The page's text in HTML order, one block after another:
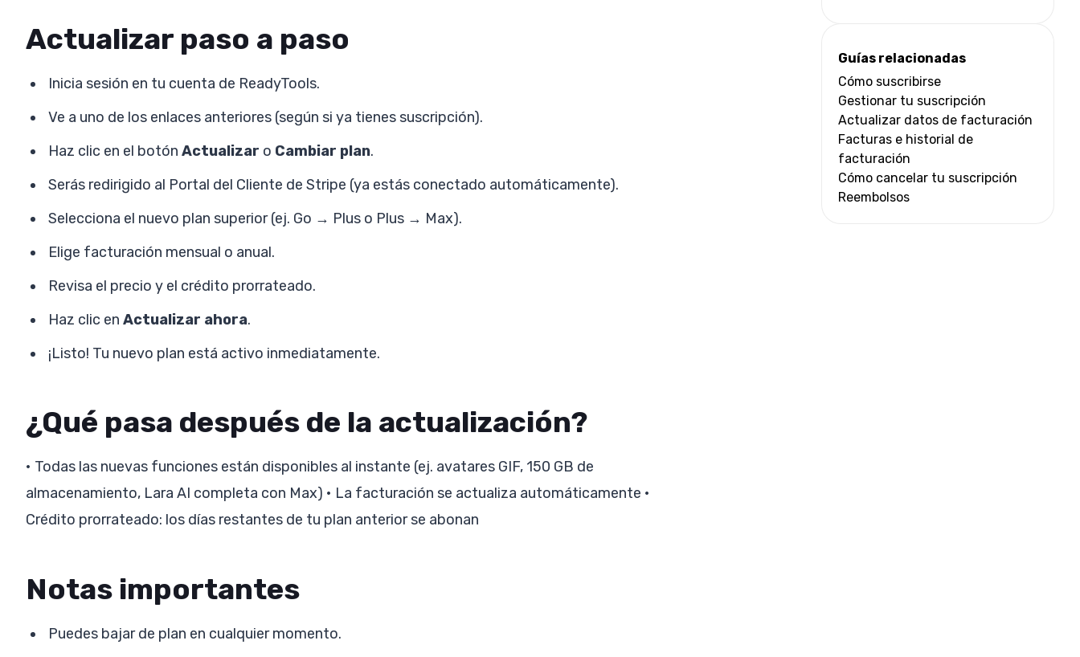
Actualizar paso a paso
Inicia sesión en tu cuenta de ReadyTools.
Ve a uno de los enlaces anteriores (según si ya tienes suscripción).
Haz clic en el botón Actualizar o Cambiar plan.
Serás redirigido al Portal del Cliente de Stripe (ya estás conectado automáticamente).
Selecciona el nuevo plan superior (ej. Go → Plus o Plus → Max).
Elige facturación mensual o anual.
Revisa el precio y el crédito prorrateado.
Haz clic en Actualizar ahora.
¡Listo! Tu nuevo plan está activo inmediatamente.
¿Qué pasa después de la actualización?
• Todas las nuevas funciones están disponibles al instante (ej. avatares GIF, 150 GB de
almacenamiento, Lara AI completa con Max) • La facturación se actualiza automáticamente •
Crédito prorrateado: los días restantes de tu plan anterior se abonan
Notas importantes
Puedes bajar de plan en cualquier momento.
Guías relacionadas
Cómo suscribirse
Gestionar tu suscripción
Actualizar datos de facturación
Facturas e historial de
facturación
Cómo cancelar tu suscripción
Reembolsos